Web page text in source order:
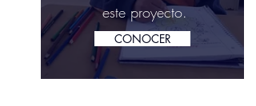
CONOCER
este proyecto.